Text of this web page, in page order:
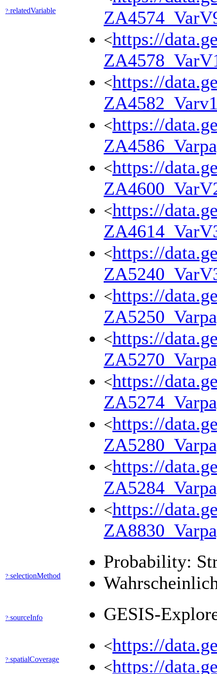
?:relatedVariable
<https://
<https://
<https://
<https://
<https://
<https://
<https://
<https://
<https://
<https://
<https://
<https://
?:selectionMethod
Probability:
?:sourceInfo GESIS-
?:spatialCoverage
<https://
<https://